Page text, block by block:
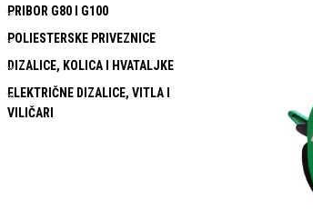
PRIBOR G80 I G100
POLIESTERSKE PRIVEZNICE
DIZALICE, KOLICA I HVATALJKE
ELEKTRIČNE DIZALICE, VITLA I
VILIČARI